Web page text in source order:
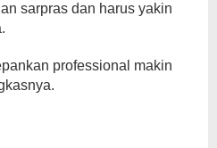
sarpras dan harus yakin
professional makin